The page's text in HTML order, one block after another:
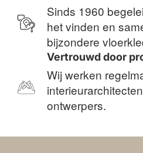
Sinds 1960
het vinden en
bijzondere
Vertrouwd door
Wij werken
ontwerpers.